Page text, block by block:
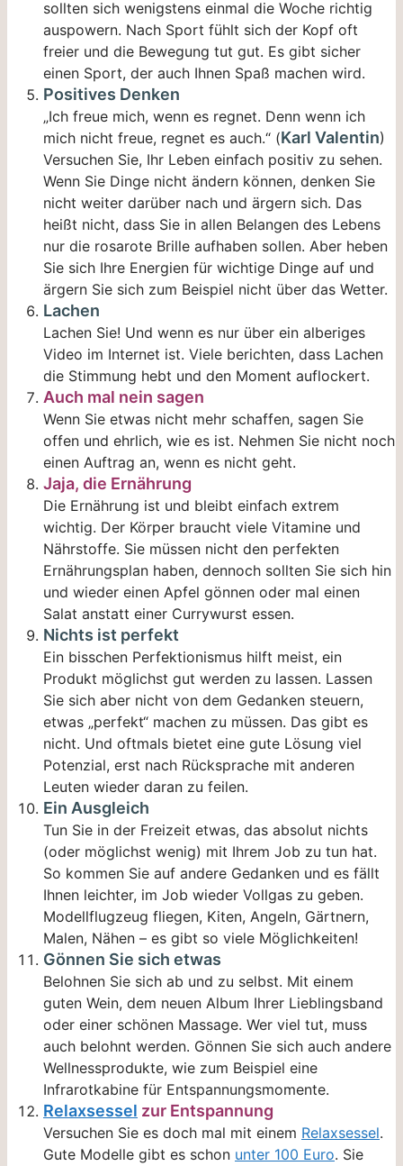
sollten sich wenigstens einmal die Woche richtig
auspowern. Nach Sport fühlt sich der Kopf oft
freier und die Bewegung tut gut. Es gibt sicher
einen Sport, der auch Ihnen Spaß machen wird.
Positives Denken
„Ich freue mich, wenn es regnet. Denn wenn ich
mich nicht freue, regnet es auch.“ (Karl Valentin)
Versuchen Sie, Ihr Leben einfach positiv zu sehen.
Wenn Sie Dinge nicht ändern können, denken Sie
nicht weiter darüber nach und ärgern sich. Das
heißt nicht, dass Sie in allen Belangen des Lebens
nur die rosarote Brille aufhaben sollen. Aber heben
Sie sich Ihre Energien für wichtige Dinge auf und
ärgern Sie sich zum Beispiel nicht über das Wetter.
Lachen
Lachen Sie! Und wenn es nur über ein alberiges
Video im Internet ist. Viele berichten, dass Lachen
die Stimmung hebt und den Moment auflockert.
Auch mal nein sagen
Wenn Sie etwas nicht mehr schaffen, sagen Sie
offen und ehrlich, wie es ist. Nehmen Sie nicht noch
einen Auftrag an, wenn es nicht geht.
Jaja, die Ernährung
Die Ernährung ist und bleibt einfach extrem
wichtig. Der Körper braucht viele Vitamine und
Nährstoffe. Sie müssen nicht den perfekten
Ernährungsplan haben, dennoch sollten Sie sich hin
und wieder einen Apfel gönnen oder mal einen
Salat anstatt einer Currywurst essen.
Nichts ist perfekt
Ein bisschen Perfektionismus hilft meist, ein
Produkt möglichst gut werden zu lassen. Lassen
Sie sich aber nicht von dem Gedanken steuern,
etwas „perfekt“ machen zu müssen. Das gibt es
nicht. Und oftmals bietet eine gute Lösung viel
Potenzial, erst nach Rücksprache mit anderen
Leuten wieder daran zu feilen.
Ein Ausgleich
Tun Sie in der Freizeit etwas, das absolut nichts
(oder möglichst wenig) mit Ihrem Job zu tun hat.
So kommen Sie auf andere Gedanken und es fällt
Ihnen leichter, im Job wieder Vollgas zu geben.
Modellflugzeug fliegen, Kiten, Angeln, Gärtnern,
Malen, Nähen – es gibt so viele Möglichkeiten!
Gönnen Sie sich etwas
Belohnen Sie sich ab und zu selbst. Mit einem
guten Wein, dem neuen Album Ihrer Lieblingsband
oder einer schönen Massage. Wer viel tut, muss
auch belohnt werden. Gönnen Sie sich auch andere
Wellnessprodukte, wie zum Beispiel eine
Infrarotkabine für Entspannungsmomente.
Relaxsessel zur Entspannung
Versuchen Sie es doch mal mit einem Relaxsessel.
Gute Modelle gibt es schon unter 100 Euro. Sie